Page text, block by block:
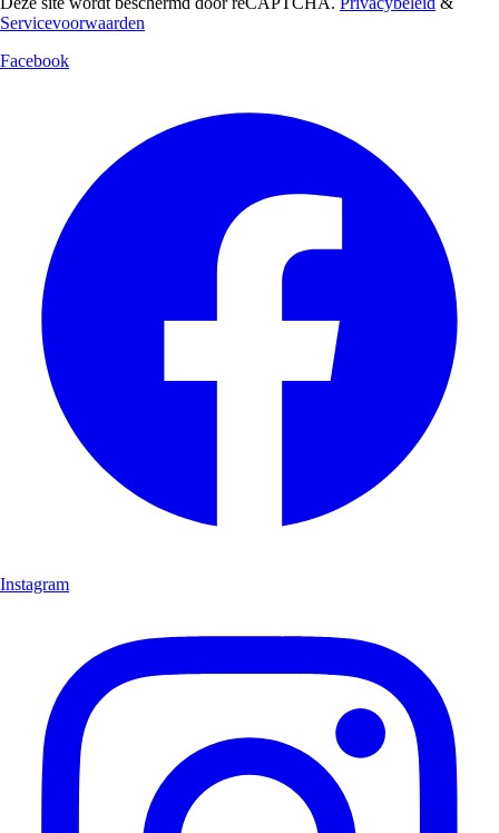
Servicevoorwaarden
Facebook
Instagram